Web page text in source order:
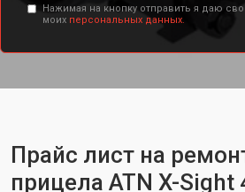
Нажимая на кнопку отправить я даю
моих персональных данных.
Прайс лист на
прицела ATN X-Sight